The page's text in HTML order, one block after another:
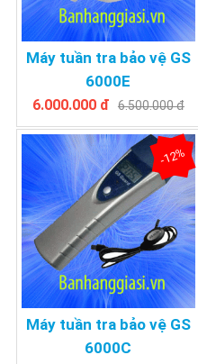
Máy tuần tra bảo vệ GS
6000E
6.000.000 đ 6.500.000 đ
Máy tuần tra bảo vệ GS
6000C
-12%